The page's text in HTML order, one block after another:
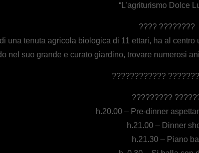
“L’agriturismo Dolce
???? ????????
tenuta agricola biologica di 11 ettari, ha al centro
nel suo grande e curato giardino, trovare numerosi
????????????
?????????
h.20.00 – Pre-dinner
h.21.00 – Dinner
h.21.30 – Piano